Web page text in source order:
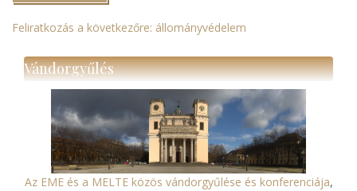
az
egyházközségi
gyűjtemények
Feliratkozás a következőre: állományvédelem
Vándorgyűlés
Az EME és a MELTE közös vándorgyűlése és konferenciája,